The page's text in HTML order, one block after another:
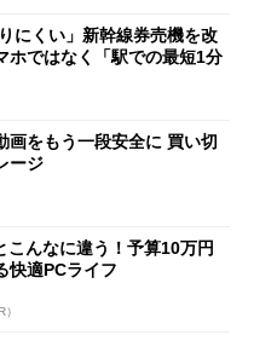
にくい」新幹線券売機を改
ではなく「駅での最短1分
画をもう一段安全に 買い切
ージ
こんなに違う！予算10万円
快適PCライフ